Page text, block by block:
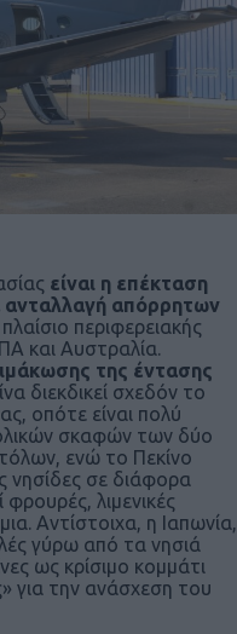
είναι η επέκταση
ανταλλαγή απόρρητων
περιφερειακής
και Αυστραλία.
της έντασης
διεκδικεί σχεδόν το
οπότε είναι πολύ
σκαφών των δύο
ενώ το Πεκίνο
νησίδες σε διάφορα
λιμενικές
Αντίστοιχα, η Ιαπωνία,
γύρω από τα νησιά
ως κρίσιμο κομμάτι
για την ανάσχεση του